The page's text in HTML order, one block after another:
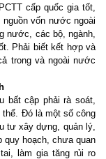
cấp quốc gia tốt,
vốn nước ngoài
nước, các bộ, ngành,
Phải biết kết hợp và
trong và ngoài nước
bất cập phải rà soát,
Đó là một số công
tư xây dựng, quản lý,
quy hoạch, chưa quan
làm gia tăng rủi ro